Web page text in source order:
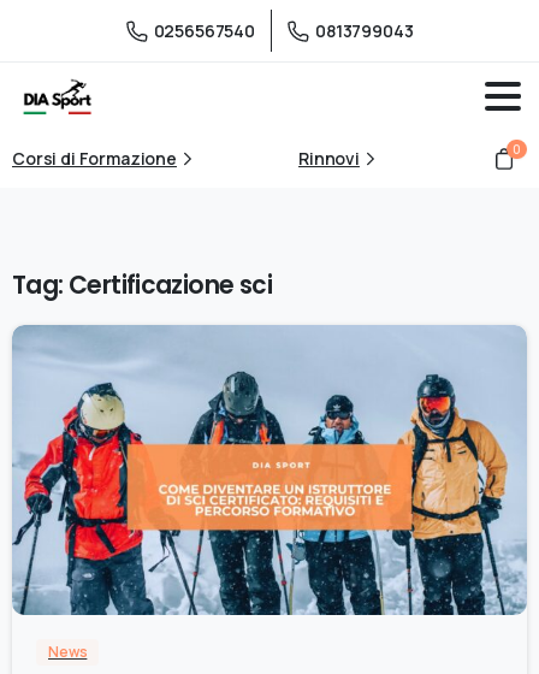
0256567540 0813799043
Corsi di Formazione Rinnovi 0
Tag: Certificazione sci
0
News